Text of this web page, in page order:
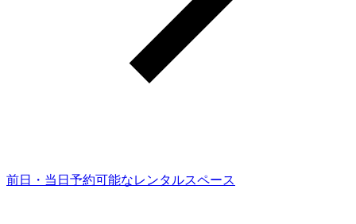
前日・当日予約可能なレンタルスペース